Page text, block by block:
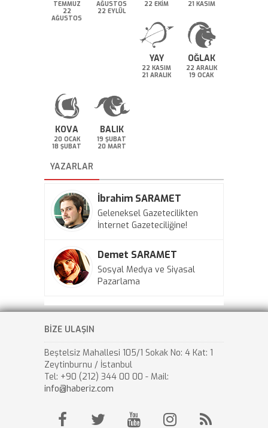
TEMMUZ
22
AĞUSTOS
AĞUSTOS
22 EYLÜL
22 EKİM
21 KASIM
YAY
22 KASIM
21 ARALIK
OĞLAK
22 ARALIK
19 OCAK
KOVA
20 OCAK
18 ŞUBAT
BALIK
19 ŞUBAT
20 MART
YAZARLAR
İbrahim SARAMET
Geleneksel Gazetecilikten
İnternet Gazeteciliğine!
Demet SARAMET
Sosyal Medya ve Siyasal
Pazarlama
BİZE ULAŞIN
Beştelsiz Mahallesi 105/1 Sokak No: 4 Kat: 1
Zeytinburnu / İstanbul
Tel: +90 (212) 344 00 00 - Mail:
info@haberiz.com